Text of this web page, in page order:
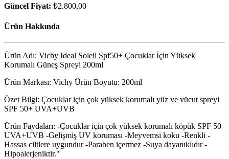
Güncel Fiyat: ₺2.800,00
Ürün Hakkında
Ürün Adı: Vichy Ideal Soleil Spf50+ Çocuklar İçin Yüksek
Korumalı Güneş Spreyi 200ml
Ürün Markası: Vichy Ürün Boyutu: 200ml
Özet Bilgi: Çocuklar için çok yüksek korumalı yüz ve vücut spreyi
SPF 50+ UVA+UVB
Ürün Faydaları: -Çocuklar için çok yüksek korumalı köpük SPF 50
UVA+UVB -Gelişmiş UV koruması -Meyvemsi koku -Renkli -
Hassas ciltlere uygundur -Paraben içermez -Suya dayanıklıdır -
Hipoalerjeniktir."